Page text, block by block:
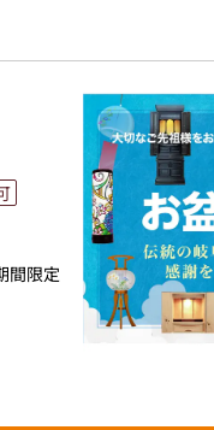
協せ
ご利
ます
たし
お答
度を
しくだ
す。
リモ
なお仏
り上
ぐ新
くだ
「い
間限定